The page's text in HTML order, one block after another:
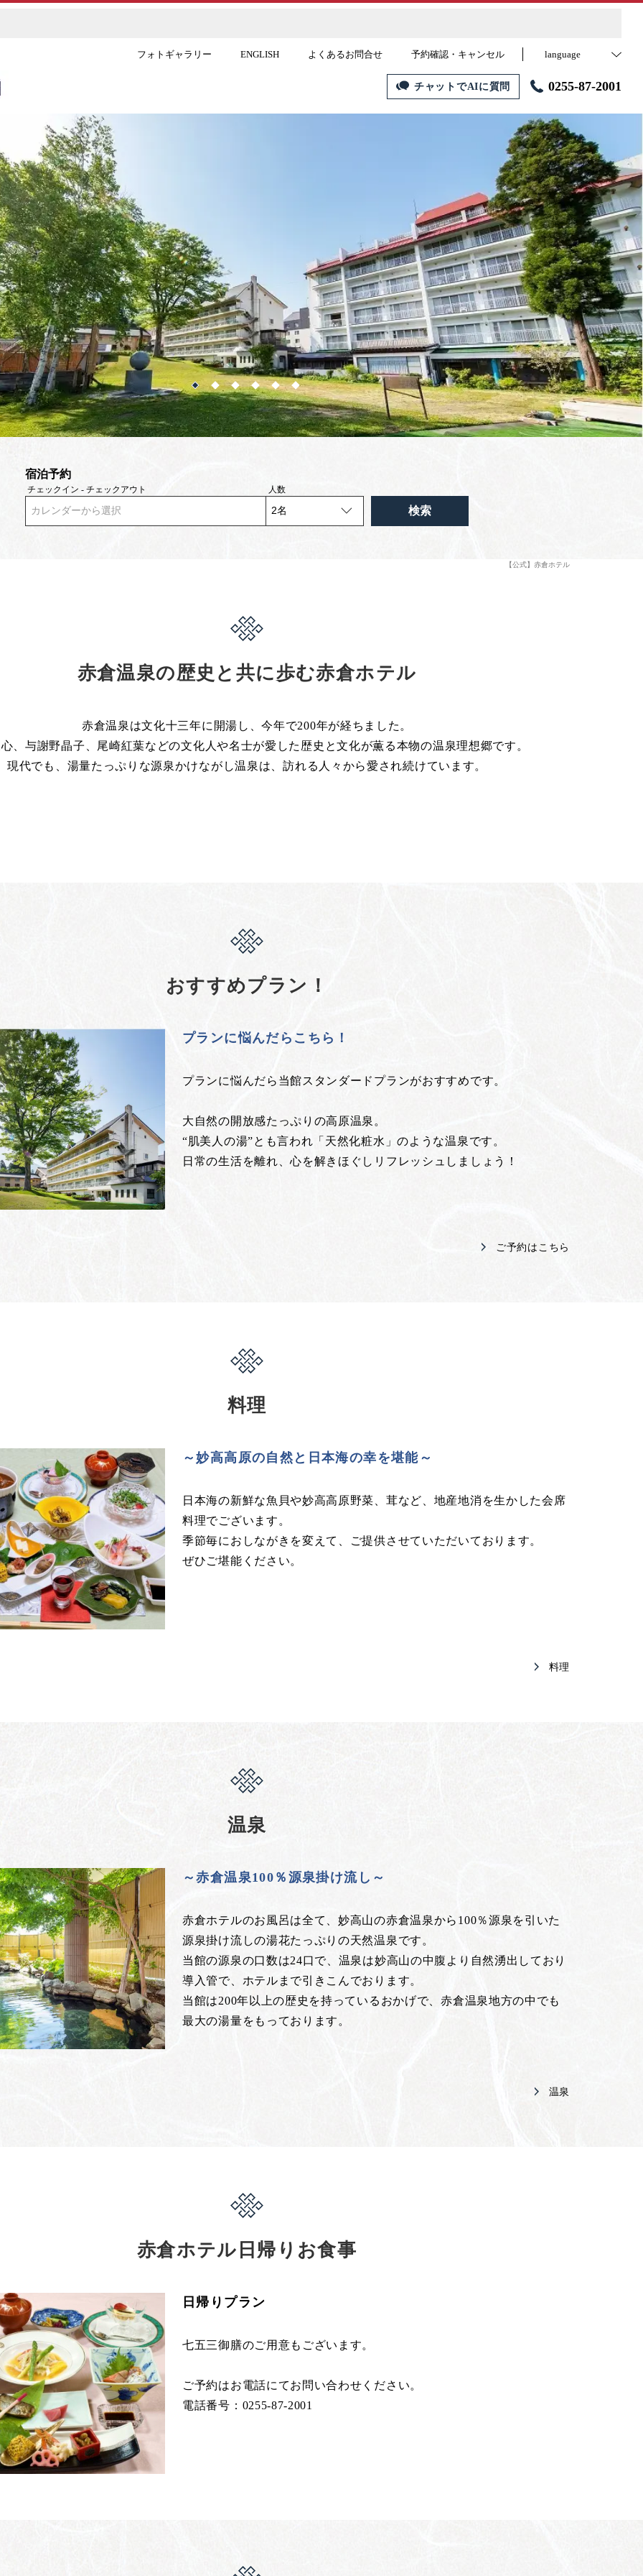
フォトギャラリー ENGLISH よくあるお問合せ 予約確認・キャンセル language
チャットでAIに質問 0255-87-2001
宿泊予約
チェックイン - チェックアウト
カレンダーから選択
人数
検索
【公式】赤倉ホテル
赤倉温泉の歴史と共に歩む赤倉ホテル
赤倉温泉は文化十三年に開湯し、今年で200年が経ちました。
、与謝野晶子、尾崎紅葉などの文化人や名士が愛した歴史と文化が薫る本物の温泉理想郷です。
現代でも、湯量たっぷりな源泉かけながし温泉は、訪れる人々から愛され続けています。
おすすめプラン！
プランに悩んだらこちら！
プランに悩んだら当館スタンダードプランがおすすめです。
大自然の開放感たっぷりの高原温泉。
“肌美人の湯”とも言われ「天然化粧水」のような温泉です。
日常の生活を離れ、心を解きほぐしリフレッシュしましょう！
ご予約はこちら
料理
～妙高高原の自然と日本海の幸を堪能～
日本海の新鮮な魚貝や妙高高原野菜、茸など、地産地消を生かした会席
料理でございます。
季節毎におしながきを変えて、ご提供させていただいております。
ぜひご堪能ください。
料理
温泉
～赤倉温泉100％源泉掛け流し～
赤倉ホテルのお風呂は全て、妙高山の赤倉温泉から100％源泉を引いた
源泉掛け流しの湯花たっぷりの天然温泉です。
当館の源泉の口数は24口で、温泉は妙高山の中腹より自然湧出しており
導入管で、ホテルまで引きこんでおります。
当館は200年以上の歴史を持っているおかげで、赤倉温泉地方の中でも
最大の湯量をもっております。
温泉
赤倉ホテル日帰りお食事
日帰りプラン
七五三御膳のご用意もございます。
ご予約はお電話にてお問い合わせください。
電話番号：0255-87-2001